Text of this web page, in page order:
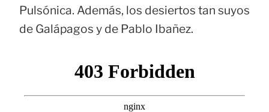
Pulsónica. Además, los desiertos tan suyos
de Galápagos y de Pablo Ibañez.